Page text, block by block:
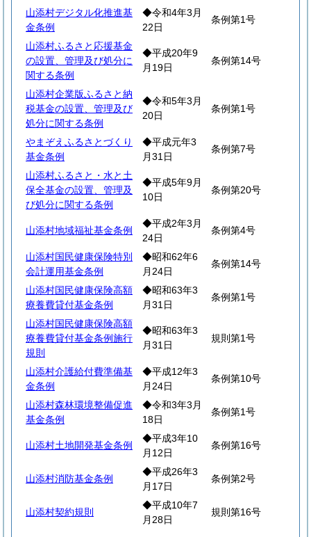
山添村デジタル化推進基
金条例
◆令和4年3月
22日
条例第1号
山添村ふるさと応援基金
の設置、管理及び処分に
関する条例
◆平成20年9
月19日
条例第14号
山添村企業版ふるさと納
税基金の設置、管理及び
処分に関する条例
◆令和5年3月
20日
条例第1号
やまぞえふるさとづくり
基金条例
◆平成元年3
月31日
条例第7号
山添村ふるさと・水と土
保全基金の設置、管理及
び処分に関する条例
◆平成5年9月
10日
条例第20号
山添村地域福祉基金条例
◆平成2年3月
24日
条例第4号
山添村国民健康保険特別
会計運用基金条例
◆昭和62年6
月24日
条例第14号
山添村国民健康保険高額
療養費貸付基金条例
◆昭和63年3
月31日
条例第1号
山添村国民健康保険高額
療養費貸付基金条例施行
規則
◆昭和63年3
月31日
規則第1号
山添村介護給付費準備基
金条例
◆平成12年3
月24日
条例第10号
山添村森林環境整備促進
基金条例
◆令和3年3月
18日
条例第1号
山添村土地開発基金条例
◆平成3年10
月12日
条例第16号
山添村消防基金条例
◆平成26年3
月17日
条例第2号
山添村契約規則
◆平成10年7
月28日
規則第16号